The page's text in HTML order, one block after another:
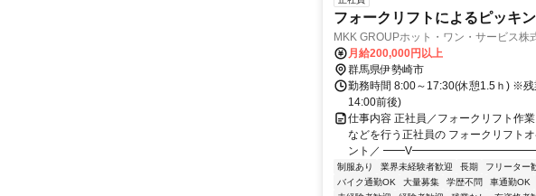
フォークリフトによるピッキ
MKK GROUPホット・ワン・サービス株
月給200,000円以上
群馬県伊勢崎市
勤務時間 8:00～17:30(休憩1.5ｈ) ※
14:00前後)
仕事内容 正社員／フォークリフト作
などを行う正社員の フォークリフト
ント／
制服あり 業界未経験者歓迎 長期 フリーター
バイク通勤OK
大量募集 学歴不問 車通勤OK